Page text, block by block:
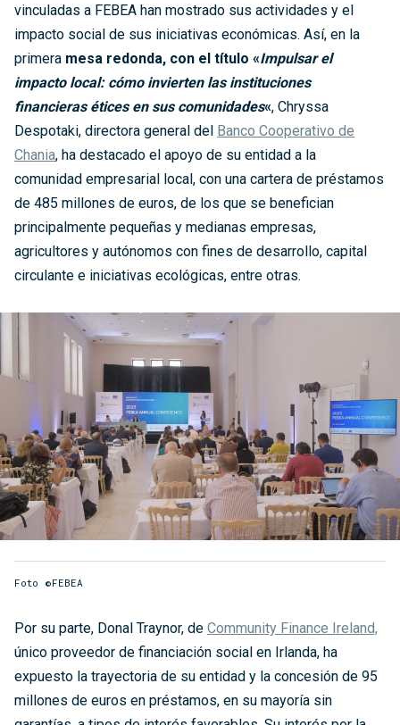
vinculadas a FEBEA han mostrado sus actividades y el
impacto social de sus iniciativas económicas. Así, en la
primera mesa redonda, con el título «Impulsar el
impacto local: cómo invierten las instituciones
financieras étices en sus comunidades«, Chryssa
Despotaki, directora general del Banco Cooperativo de
Chania, ha destacado el apoyo de su entidad a la
comunidad empresarial local, con una cartera de préstamos
de 485 millones de euros, de los que se benefician
principalmente pequeñas y medianas empresas,
agricultores y autónomos con fines de desarrollo, capital
circulante e iniciativas ecológicas, entre otras.
Foto ©FEBEA
Por su parte, Donal Traynor, de Community Finance Ireland,
único proveedor de financiación social en Irlanda, ha
expuesto la trayectoria de su entidad y la concesión de 95
millones de euros en préstamos, en su mayoría sin